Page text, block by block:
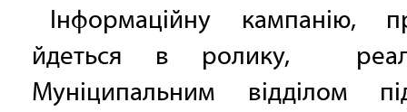
Інформаційну кампанію,
йдеться в ролику,
Муніципальним відділом